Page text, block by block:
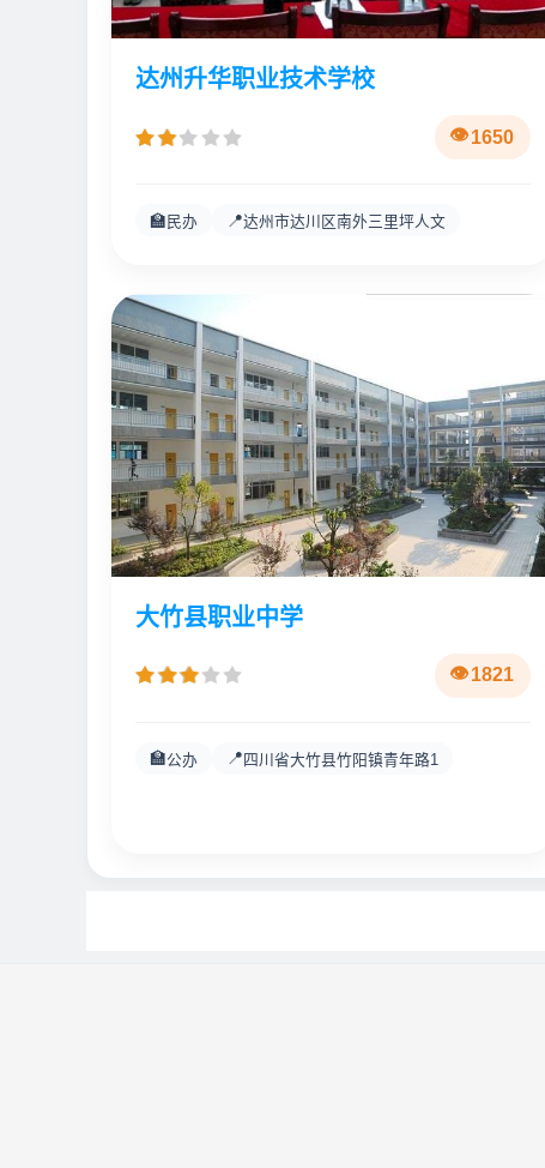
达州升华职业技术学校
1650
🏫 民办 📍达州市达川区南外三里坪人文
大竹县职业中学
1821
🏫公办 📍四川省大竹县竹阳镇青年路1